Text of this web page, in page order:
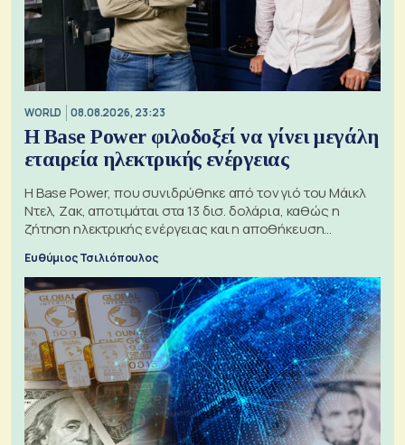
WORLD 08.08.2026, 23:23
Η Base Power φιλοδοξεί να γίνει μεγάλη
εταιρεία ηλεκτρικής ενέργειας
Η Base Power, που συνιδρύθηκε από τον γιό του Μάικλ
Ντελ, Ζακ, αποτιμάται στα 13 δισ. δολάρια, καθώς η
ζήτηση ηλεκτρικής ενέργειας και η αποθήκευση
Ευθύμιος Τσιλιόπουλος